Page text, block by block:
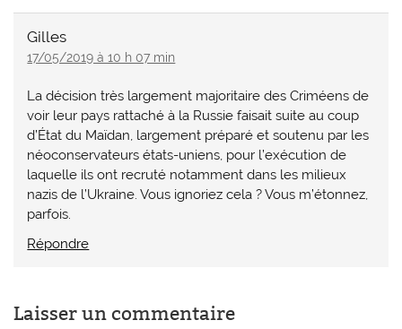
Gilles
17/05/2019 à 10 h 07 min
La décision très largement majoritaire des Criméens de
voir leur pays rattaché à la Russie faisait suite au coup
d’État du Maïdan, largement préparé et soutenu par les
néoconservateurs états-uniens, pour l’exécution de
laquelle ils ont recruté notamment dans les milieux
nazis de l’Ukraine. Vous ignoriez cela ? Vous m’étonnez,
parfois.
Répondre
Laisser un commentaire